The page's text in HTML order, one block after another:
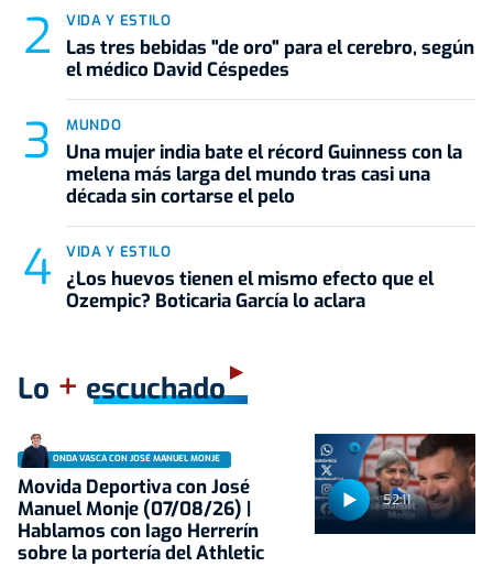
VIDA Y ESTILO
Las tres bebidas "de oro" para el cerebro, según
el médico David Céspedes
MUNDO
Una mujer india bate el récord Guinness con la
melena más larga del mundo tras casi una
década sin cortarse el pelo
VIDA Y ESTILO
¿Los huevos tienen el mismo efecto que el
Ozempic? Boticaria García lo aclara
Lo + escuchado
52:11
ONDA VASCA CON JOSÉ MANUEL MONJE
Movida Deportiva con José
Manuel Monje (07/08/26) |
Hablamos con Iago Herrerín
sobre la portería del Athletic